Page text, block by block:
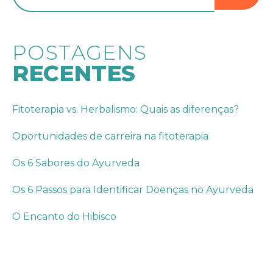
POSTAGENS
RECENTES
Fitoterapia vs. Herbalismo: Quais as diferenças?
Oportunidades de carreira na fitoterapia
Os 6 Sabores do Ayurveda
Os 6 Passos para Identificar Doenças no Ayurveda
O Encanto do Hibisco